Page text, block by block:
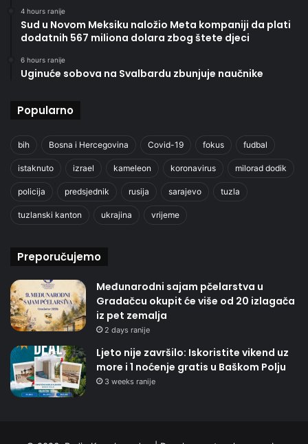
4 hours ranije
Sud u Novom Meksiku naložio Meta kompaniji da plati
dodatnih 567 miliona dolara zbog štete djeci
6 hours ranije
Uginuće sobova na Svalbardu zbunjuje naučnike
Popularno
bih Bosna i Hercegovina Covid-19 fokus fudbal
istaknuto izrael kameleon koronavirus milorad dodik
policija predsjednik rusija sarajevo tuzla
tuzlanski kanton ukrajina vrijeme
Preporučujemo
Međunarodni sajam pčelarstva u
Gradačcu okupit će više od 20 izlagača
iz pet zemalja
2 days ranije
Ljeto nije završilo: Iskoristite vikend uz
more i 1 noćenje gratis u Baškom Polju
3 weeks ranije